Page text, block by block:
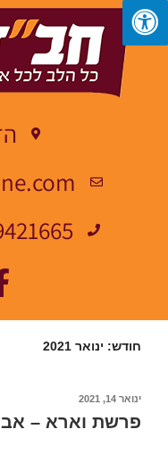
חודש: ינואר 2021
ינואר 14, 2021
פרשת וארא –